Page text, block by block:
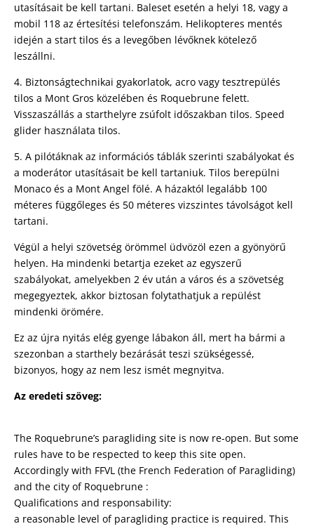
utasításait be kell tartani. Baleset esetén a helyi 18, vagy a
mobil 118 az értesítési telefonszám. Helikopteres mentés
idején a start tilos és a levegőben lévőknek kötelező
leszállni.
4. Biztonságtechnikai gyakorlatok, acro vagy tesztrepülés
tilos a Mont Gros közelében és Roquebrune felett.
Visszaszállás a starthelyre zsúfolt időszakban tilos. Speed
glider használata tilos.
5. A pilótáknak az információs táblák szerinti szabályokat és
a moderátor utasításait be kell tartaniuk. Tilos berepülni
Monaco és a Mont Angel fölé. A házaktól legalább 100
méteres függőleges és 50 méteres vizszintes távolságot kell
tartani.
Végül a helyi szövetség örömmel üdvözöl ezen a gyönyörű
helyen. Ha mindenki betartja ezeket az egyszerű
szabályokat, amelyekben 2 év után a város és a szövetség
megegyeztek, akkor biztosan folytathatjuk a repülést
mindenki örömére.
Ez az újra nyitás elég gyenge lábakon áll, mert ha bármi a
szezonban a starthely bezárását teszi szükségessé,
bizonyos, hogy az nem lesz ismét megnyitva.
Az eredeti szöveg:
The Roquebrune’s paragliding site is now re-open. But some
rules have to be respected to keep this site open.
Accordingly with FFVL (the French Federation of Paragliding)
and the city of Roquebrune :
Qualifications and responsability:
a reasonable level of paragliding practice is required. This